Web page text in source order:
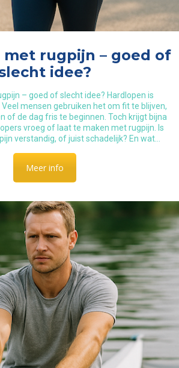
met rugpijn – goed of
idee?
– goed of slecht idee? Hardlopen is
mensen gebruiken het om fit te blijven,
of de dag fris te beginnen. Toch krijgt bijna
vroeg of laat te maken met rugpijn. Is
verstandig, of juist schadelijk? En wat…
Meer info